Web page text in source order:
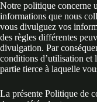
Notre politique concerne
informations que nous
vous divulguez vos
des règles différentes
divulgation. Par
conditions d’utilisation et
partie tierce à laquelle
La présente Politique de